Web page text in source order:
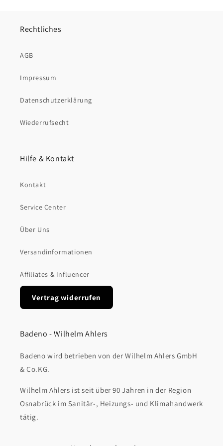
Rechtliches
AGB
Impressum
Datenschutzerklärung
Wiederrufsecht
Hilfe & Kontakt
Kontakt
Service Center
Über Uns
Versandinformationen
Affiliates & Influencer
Vertrag widerrufen
Badeno - Wilhelm Ahlers
Badeno wird betrieben von der Wilhelm Ahlers GmbH
& Co.KG.
Wilhelm Ahlers ist seit über 90 Jahren in der Region
Osnabrück im Sanitär-, Heizungs- und Klimahandwerk
tätig.